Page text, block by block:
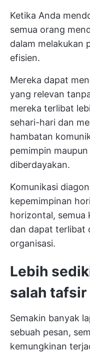
Ketika Anda
semua orang
dalam melakukan
efisien.
Mereka dapat
yang relevan
mereka terlibat
sehari-hari dan
hambatan
pemimpin
diberdayakan.
Komunikasi
kepemimpinan
horizontal, semua
dan dapat terlibat
organisasi.
Lebih
salah
Semakin banyak
sebuah pesan,
kemungkinan